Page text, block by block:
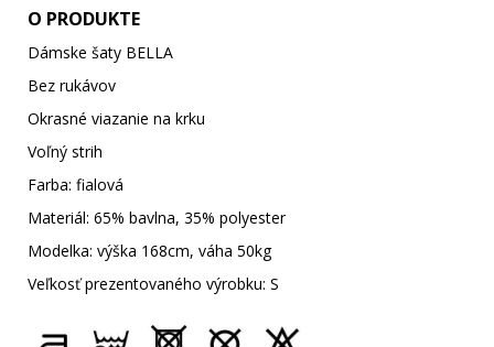
O PRODUKTE
Dámske šaty BELLA
Bez rukávov
Okrasné viazanie na krku
Voľný strih
Farba: fialová
Materiál: 65% bavlna, 35% polyester
Modelka: výška 168cm, váha 50kg
Veľkosť prezentovaného výrobku: S